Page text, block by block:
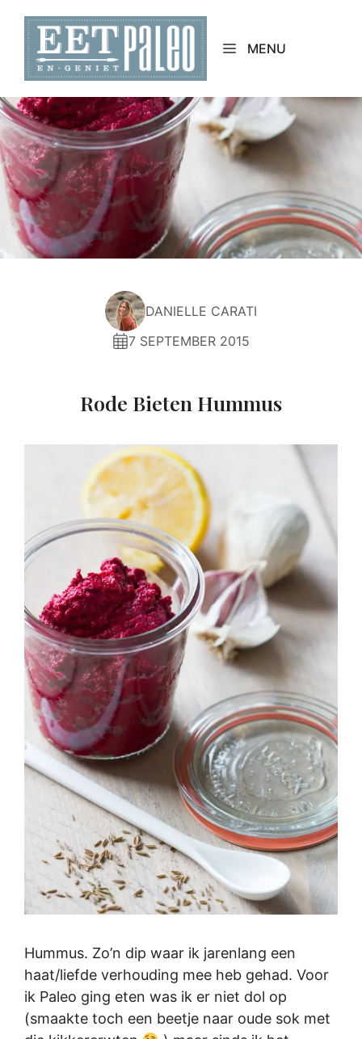
content
MENU
DANIELLE CARATI
7 SEPTEMBER 2015
Rode Bieten Hummus
Hummus. Zo’n dip waar ik jarenlang een
haat/liefde verhouding mee heb gehad. Voor
ik Paleo ging eten was ik er niet dol op
(smaakte toch een beetje naar oude sok met